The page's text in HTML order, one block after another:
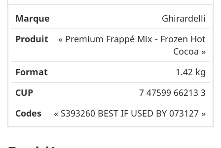
Ghirardelli
« Premium Frappé Mix - Frozen Hot
Cocoa »
1.42 kg
7 47599 66213 3
« S393260 BEST IF USED BY 073127 »